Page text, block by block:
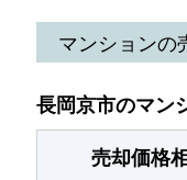
マンションの
長岡京市のマン
売却価格